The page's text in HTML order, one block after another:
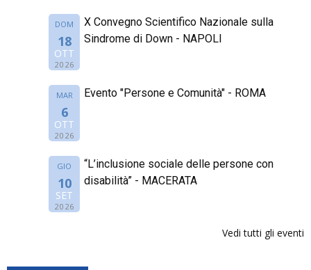
DOM
18
OTT
2026
X Convegno Scientifico Nazionale sulla
Sindrome di Down - NAPOLI
MAR
6
OTT
2026
Evento "Persone e Comunità" - ROMA
GIO
10
SET
2026
“L’inclusione sociale delle persone con
disabilità” - MACERATA
Vedi tutti gli eventi